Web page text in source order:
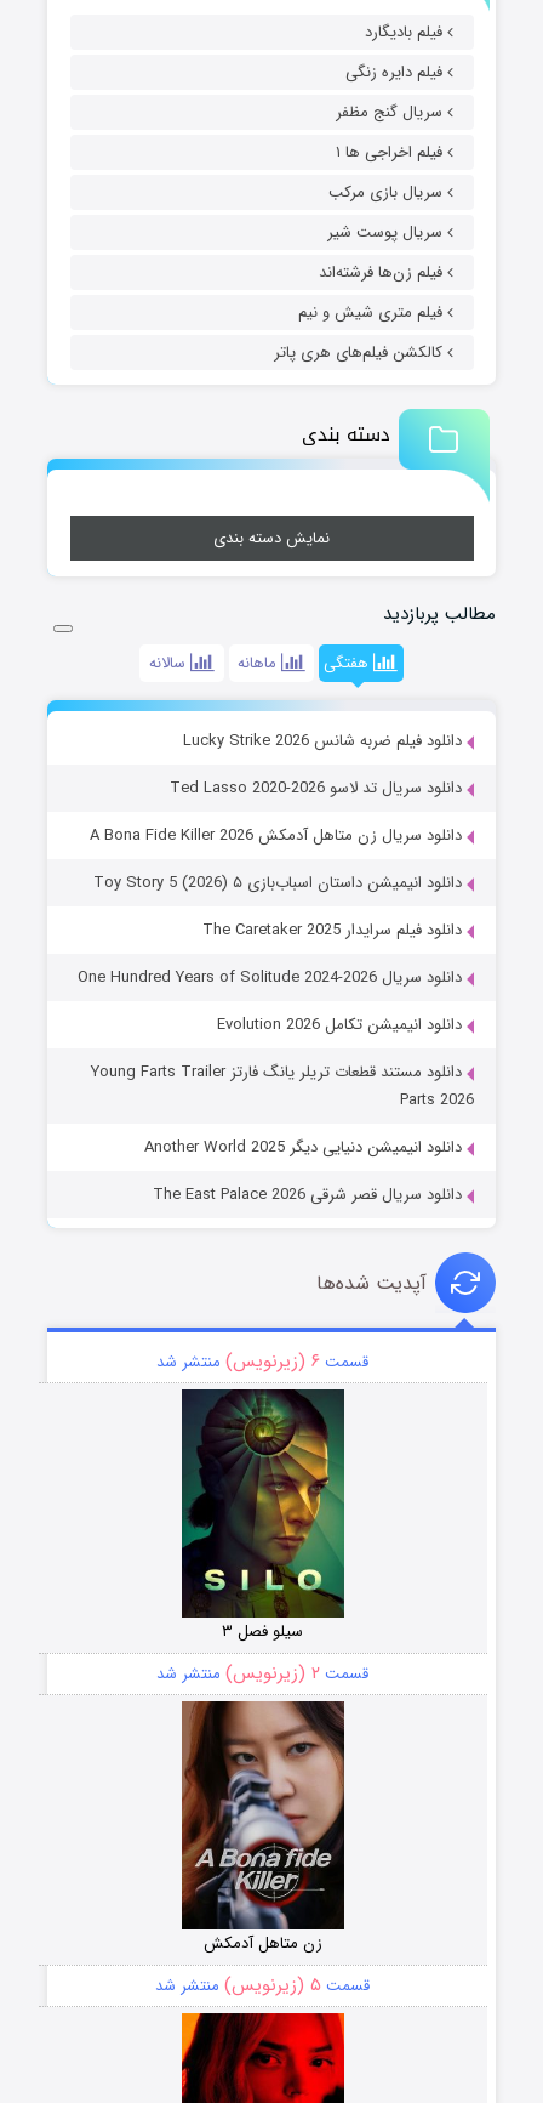
فیلم بادیگارد
فیلم دایره زنگی
سریال گنج مظفر
فیلم اخراجی ها ۱
سریال بازی مرکب
سریال پوست شیر
فیلم زن‌ها فرشته‌اند
فیلم متری شیش و نیم
کالکشن فیلم‌های هری پاتر
دسته بندی
نمایش دسته بندی
مطالب پربازدید
هفتگی ماهانه سالانه
دانلود فیلم ضربه شانس Lucky Strike 2026
دانلود سریال تد لاسو Ted Lasso 2020-2026
دانلود سریال زن متاهل آدمکش A Bona Fide Killer 2026
دانلود انیمیشن داستان اسباب‌بازی ۵ Toy Story 5 (2026)
دانلود فیلم سرایدار The Caretaker 2025
دانلود سریال One Hundred Years of Solitude 2024-2026
دانلود انیمیشن تکامل Evolution 2026
دانلود مستند قطعات تریلر یانگ فارتز Young Farts Trailer
Parts 2026
دانلود انیمیشن دنیایی دیگر Another World 2025
دانلود سریال قصر شرقی The East Palace 2026
آپدیت شده‌ها
قسمت ۶ (زیرنویس) منتشر شد
سیلو فصل ۳
قسمت ۲ (زیرنویس) منتشر شد
زن متاهل آدمکش
قسمت ۵ (زیرنویس) منتشر شد